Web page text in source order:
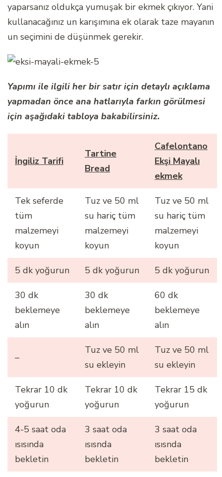
yaparsanız oldukça yumuşak bir ekmek çıkıyor. Yani
kullanacağınız un karışımına ek olarak taze mayanın
un seçimini de düşünmek gerekir.
Yapımı ile ilgili her bir satır için detaylı açıklama
yapmadan önce ana hatlarıyla farkın görülmesi
için aşağıdaki tabloya bakabilirsiniz.
İngiliz Tarifi
Tartine
Bread
Cafelontano
Ekşi Mayalı
ekmek
Tek seferde
tüm
malzemeyi
koyun
Tuz ve 50 ml
su hariç tüm
malzemeyi
koyun
Tuz ve 50 ml
su hariç tüm
malzemeyi
koyun
5 dk yoğurun 5 dk yoğurun 5 dk yoğurun
30 dk
beklemeye
alın
30 dk
beklemeye
alın
60 dk
beklemeye
alın
–
Tuz ve 50 ml
su ekleyin
Tuz ve 50 ml
su ekleyin
Tekrar 10 dk
yoğurun
Tekrar 10 dk
yoğurun
Tekrar 15 dk
yoğurun
4-5 saat oda
ısısında
bekletin
3 saat oda
ısısnda
bekletin
3 saat oda
ısısnda
bekletin